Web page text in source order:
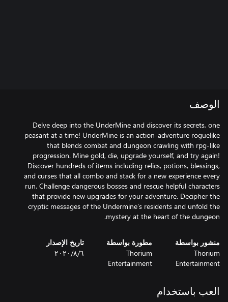
الوصف
Delve deep into the UnderMine and discover its secrets, one
peasant at a time! UnderMine is an action-adventure roguelike
that blends combat and dungeon crawling with rpg-like
progression. Mine gold, die, upgrade yourself, and try again!
Discover hundreds of items including relics, potions, blessings,
and curses that all combo and stack for a new experience every
run. Challenge dangerous bosses and rescue helpful characters
that provide new upgrades for your adventure. Decipher the
cryptic messages of the Undermine’s residents and unfold the
mystery at the heart of the dungeon.
منشور بواسطة
Thorium
Entertainment
مطورة بواسطة
Thorium
Entertainment
تاريخ الإصدار
٦‏/٨‏/٢٠٢٠
العب باستخدام